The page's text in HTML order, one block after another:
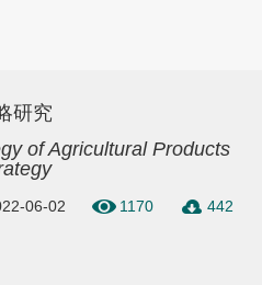
研究
of Agricultural Products
06-02 1170 442